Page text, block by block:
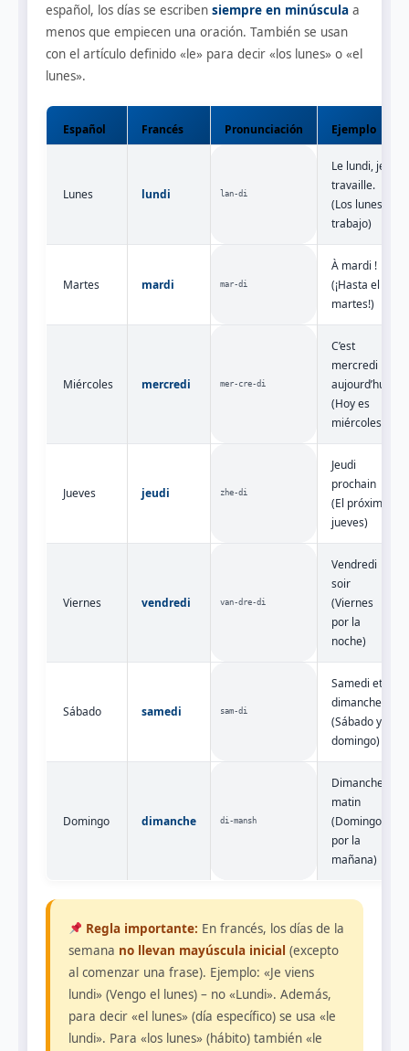
español, los días se escriben siempre en minúscula a
menos que empiecen una oración. También se usan
con el artículo definido «le» para decir «los lunes» o «el
lunes».
Español Francés Pronunciación Ejemplo
Lunes lundi lan‑di
Le lundi, je
travaille.
(Los lunes
trabajo)
Martes mardi mar‑di
À mardi !
(¡Hasta el
martes!)
Miércoles mercredi mer‑cre‑di
C’est
mercredi
aujourd’hui.
(Hoy es
miércoles)
Jueves jeudi zhe‑di
Jeudi
prochain
(El próximo
jueves)
Viernes vendredi van‑dre‑di
Vendredi
soir
(Viernes
por la
noche)
Sábado samedi sam‑di
Samedi et
dimanche
(Sábado y
domingo)
Domingo dimanche di‑mansh
Dimanche
matin
(Domingo
por la
mañana)
Regla importante: En francés, los días de la
semana no llevan mayúscula inicial (excepto
al comenzar una frase). Ejemplo: «Je viens
lundi» (Vengo el lunes) – no «Lundi». Además,
para decir «el lunes» (día específico) se usa «le
lundi». Para «los lunes» (hábito) también «le